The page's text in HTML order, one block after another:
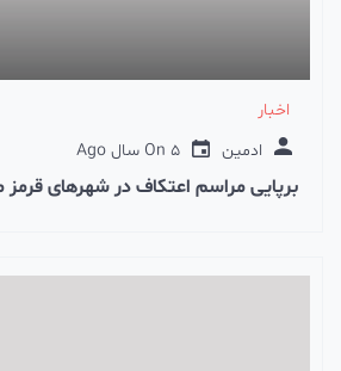
اخبار
ادمین
On 5 سال Ago
برپایی مراسم اعتکاف در شهرهای